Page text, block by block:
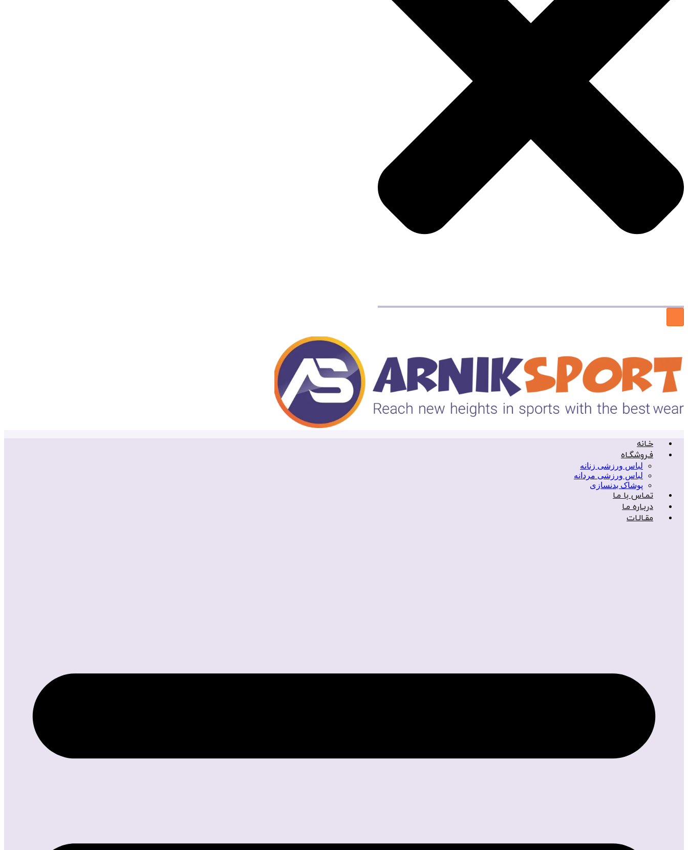
خـانه
فـروشگـاه
لباس ورزشی زنانه
لباس ورزشی مردانه
پوشاک بدنسازی
تمـاس با مـا
دربـاره مـا
مقـالـات